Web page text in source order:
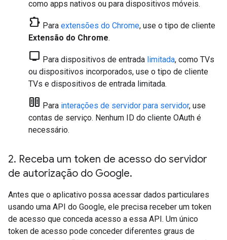
como apps nativos ou para dispositivos móveis.
chrome_extension Para extensões do Chrome, use o tipo de cliente
Extensão do Chrome.
tv Para dispositivos de entrada limitada, como TVs
ou dispositivos incorporados, use o tipo de cliente
TVs e dispositivos de entrada limitada.
host Para interações de servidor para servidor, use
contas de serviço. Nenhum ID do cliente OAuth é
necessário.
2. Receba um token de acesso do servidor
de autorização do Google.
Antes que o aplicativo possa acessar dados particulares
usando uma API do Google, ele precisa receber um token
de acesso que conceda acesso a essa API. Um único
token de acesso pode conceder diferentes graus de